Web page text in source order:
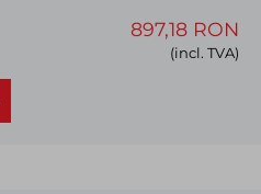
897,18 RON
(incl. TVA)